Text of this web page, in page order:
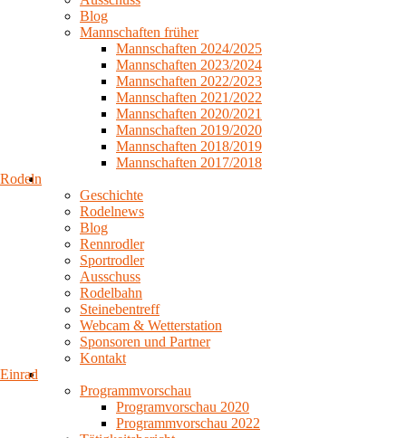
Blog
Mannschaften früher
Mannschaften 2024/2025
Mannschaften 2023/2024
Mannschaften 2022/2023
Mannschaften 2021/2022
Mannschaften 2020/2021
Mannschaften 2019/2020
Mannschaften 2018/2019
Mannschaften 2017/2018
Rodeln
Geschichte
Rodelnews
Blog
Rennrodler
Sportrodler
Ausschuss
Rodelbahn
Steinebentreff
Webcam & Wetterstation
Sponsoren und Partner
Kontakt
Einrad
Programmvorschau
Programvorschau 2020
Programmvorschau 2022